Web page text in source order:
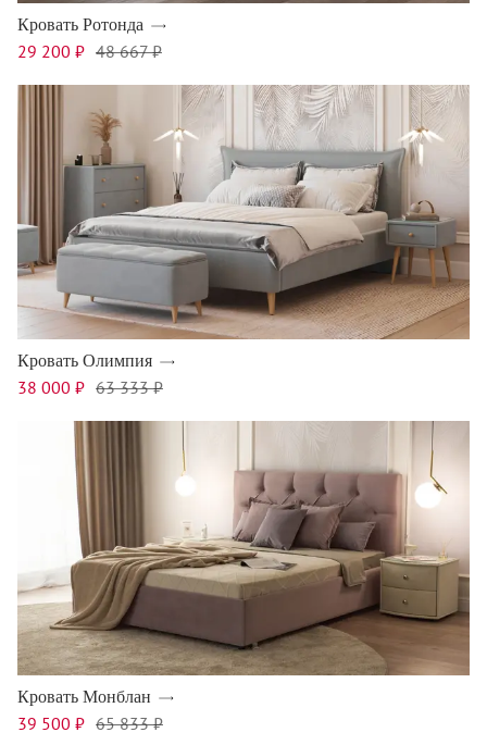
Кровать Ротонда
29 200 ₽ 48 667 ₽
Кровать Олимпия
38 000 ₽ 63 333 ₽
Кровать Монблан
39 500 ₽ 65 833 ₽